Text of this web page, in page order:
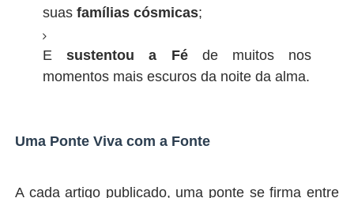
suas famílias cósmicas;
Esustentou a Féde muitos nos
momentos mais escuros da noite da alma.
Uma Ponte Viva com a Fonte
A cada artigo publicado, uma ponte se firma entre